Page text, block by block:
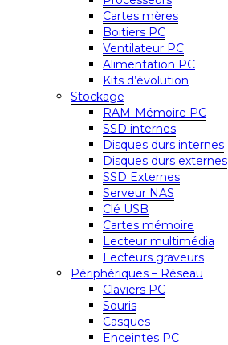
Cartes mères
Boitiers PC
Ventilateur PC
Alimentation PC
Kits d’évolution
Stockage
RAM-Mémoire PC
SSD internes
Disques durs internes
Disques durs externes
SSD Externes
Serveur NAS
Clé USB
Cartes mémoire
Lecteur multimédia
Lecteurs graveurs
Périphériques – Réseau
Claviers PC
Souris
Casques
Enceintes PC